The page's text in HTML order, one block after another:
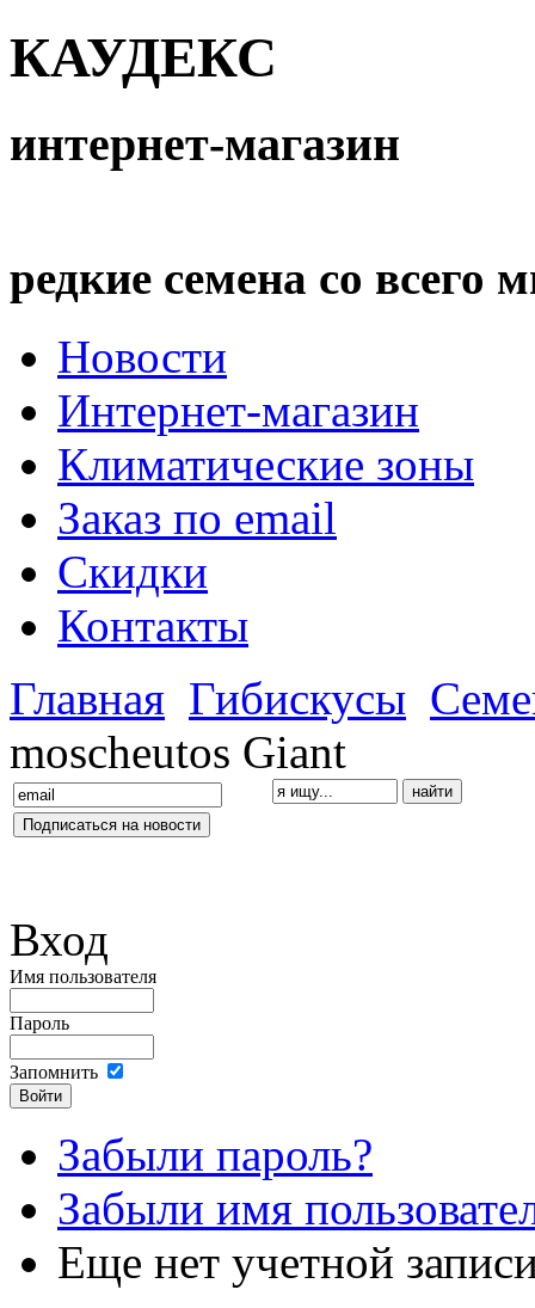
КАУДЕКС
интернет-магазин
редкие семена со всего
Новости
Интернет-магазин
Климатические зоны
Заказ по email
Скидки
Контакты
Главная Гибискусы
moscheutos Giant
Вход
Имя пользователя
Пароль
Запомнить
Забыли пароль?
Забыли имя
Еще нет учетной